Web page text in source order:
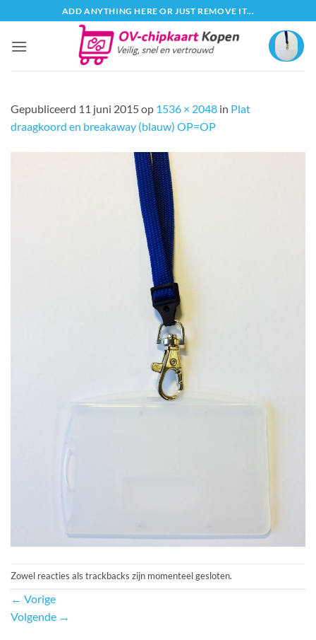
naar
inhoud
ADD ANYTHING HERE OR JUST REMOVE IT...
Gepubliceerd 11 juni 2015op 1536 × 2048 in Plat
draagkoord en breakaway (blauw) OP=OP
Zowel reacties als trackbacks zijn momenteel gesloten.
← Vorige
Volgende →